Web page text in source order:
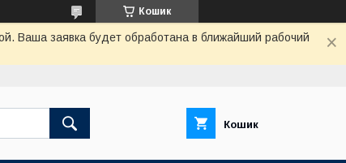
Кошик
Ваша заявка будет обработана в ближайший рабочий
Кошик